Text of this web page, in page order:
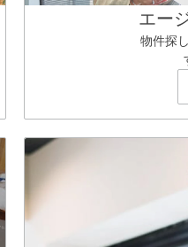
エー
物件探